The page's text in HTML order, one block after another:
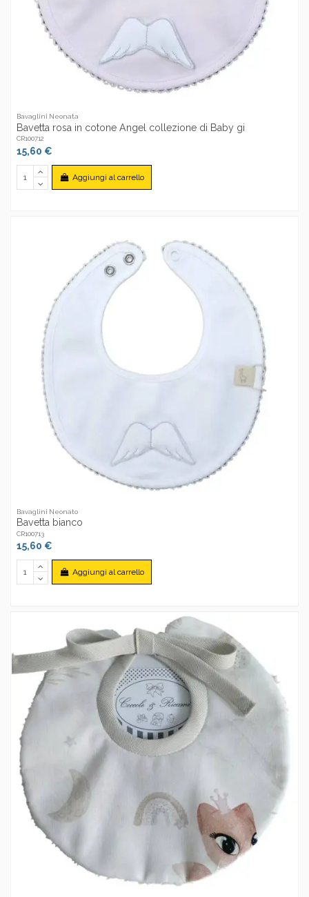
Bavaglini Neonata
Bavetta rosa in cotone Angel collezione di Baby gi
CR100712
15,60 €
Aggiungi al carrello
Bavaglini Neonato
Bavetta bianco
CR100713
15,60 €
Aggiungi al carrello